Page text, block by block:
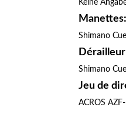
Keine
Manettes:
Shimano
Shimano
Jeu de
ACROS